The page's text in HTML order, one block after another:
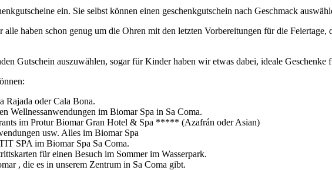
ein. Sie selbst können einen geschenkgutschein nach Geschmack
alle haben schon genug um die Ohren mit den letzten Vorbereitungen für die
Gutschein auszuwählen, sogar für Kinder haben wir etwas dabei, ideale Geschenke
Rajada oder Cala Bona.
Wellnessanwendungen im Biomar Spa in Sa Coma.
im Protur Biomar Gran Hotel & Spa ***** (Azafrán oder Asian)
usw. Alles im Biomar Spa
SPA im Biomar Spa Sa Coma.
für einen Besuch im Sommer im Wasserpark.
, die es in unserem Zentrum in Sa Coma gibt.